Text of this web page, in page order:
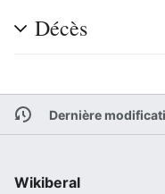
Décès
Dernière
Wikiberal